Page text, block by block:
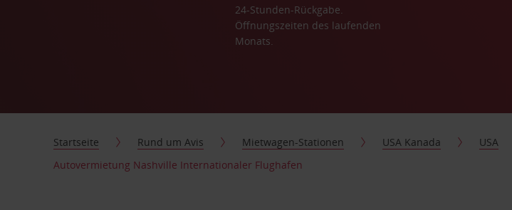
24-Stunden-Rückgabe.
Öffnungszeiten des laufenden
Monats.
Startseite Rund um Avis Mietwagen-Stationen USA Kanada USA
Autovermietung Nashville Internationaler Flughafen